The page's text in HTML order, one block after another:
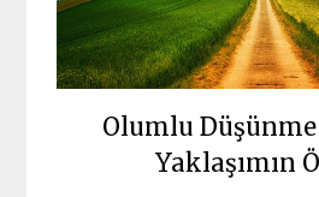
Olumlu
Yaklaşımın